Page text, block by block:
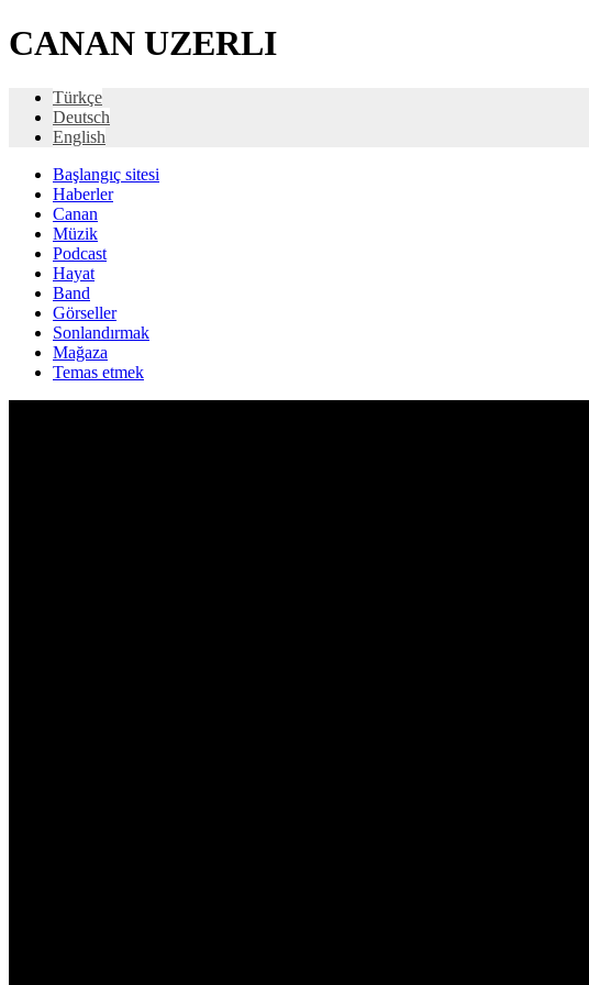
CANAN UZERLI
Türkçe
Deutsch
English
Başlangıç ​​sitesi
Haberler
Canan
Müzik
Podcast
Hayat
Band
Görseller
Sonlandırmak
Mağaza
Temas etmek